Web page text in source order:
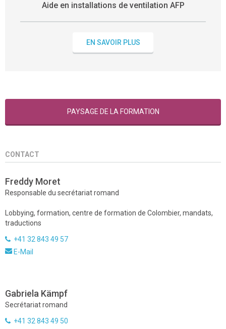
Aide en installations de ventilation AFP
EN SAVOIR PLUS
PAYSAGE DE LA FORMATION
CONTACT
Freddy Moret
Responsable du secrétariat romand
Lobbying, formation, centre de formation de Colombier, mandats,
traductions
+41 32 843 49 57
E-Mail
Gabriela Kämpf
Secrétariat romand
+41 32 843 49 50